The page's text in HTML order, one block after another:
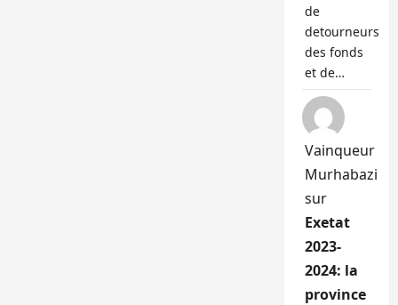
de
detourneurs
des fonds
et de…
Vainqueur
Murhabazi
sur
Exetat
2023-
2024: la
province